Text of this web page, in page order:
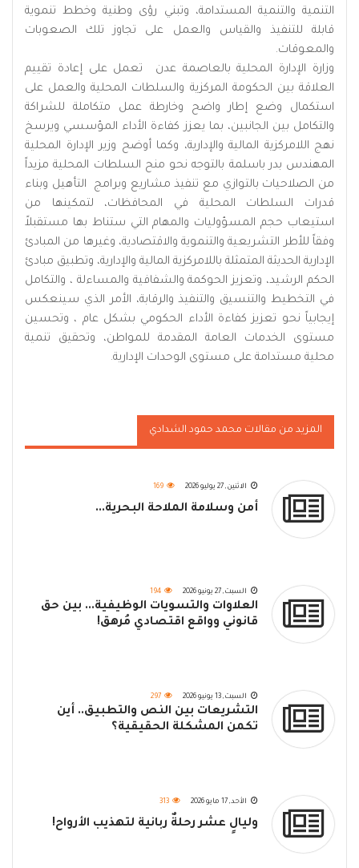
التنمية والتنمية المستدامة، وتبني رؤى وطنية وخطط تنموية
قابلة للتنفيذ والقياس والعمل على تجاوز تلك الصعوبات
والمعوقات.
وزارة الإدارة المحلية بالعاصمة عدن تعمل على إعادة تقييم
العلاقة بين الحكومة المركزية والسلطات المحلية والعمل على
استكمال وضع إطار واضح وخارطة عمل متكاملة للشراكة
والتكامل بين الجانبين، بما يعزز كفاءة الأداء المؤسسي ويرسخ
نهج اللامركزية المالية والإدارية، وكما أوضح وزير الإدارة المحلية
المهندس بدر باسلمة بالتوجه نحو منح السلطات المحلية مزيداً
من الصلاحيات بالتوازي مع تنفيذ مشاريع وبرامج التأهيل وبناء
قدرات السلطات المحلية في المحافظات، لتمكينها من
استيعاب حجم المسؤوليات والمهام التي ستناط بها مستقبلاً
وفقاً للأطر التشريعية والتنموية والاقتصادية، وغيرها من المبادئ
الإدارية الحديثة المتمثلة باللامركزية المالية والإدارية، وتطبيق مبادئ
الحكم الرشيد، وتعزيز الحوكمة والشفافية والمساءلة ، والتكامل
في التخطيط والتنسيق والتنفيذ والرقابة، الأمر الذي سينعكس
إيجابياً نحو تعزيز كفاءة الأداء الحكومي بشكل عام ، وتحسين
مستوى الخدمات العامة المقدمة للمواطن، وتحقيق تنمية
محلية مستدامة على مستوى الوحدات الإدارية.
المزيد من مقالات محمد حمود الشدادي
الاثنين, 27 يوليو 2026 169
أمن وسلامة الملاحة البحرية...
السبت, 27 يونيو 2026 194
العلاوات والتسويات الوظيفية... بين حق
قانوني وواقع اقتصادي مُرهق!
السبت, 13 يونيو 2026 297
التشريعات بين النص والتطبيق.. أين
تكمن المشكلة الحقيقية؟
الأحد, 17 مايو 2026 313
وليالٍ عشر رحلةٌ ربانية لتهذيب الأرواح!